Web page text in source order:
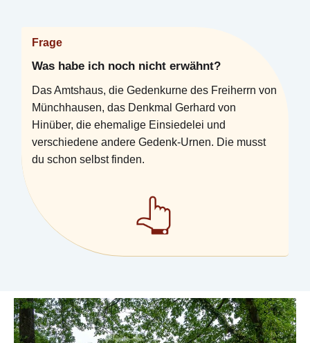
Frage
Was habe ich noch nicht erwähnt?
Das Amtshaus, die Gedenkurne des Freiherrn von
Münchhausen, das Denkmal Gerhard von
Hinüber, die ehemalige Einsiedelei und
verschiedene andere Gedenk-Urnen. Die musst
du schon selbst finden.